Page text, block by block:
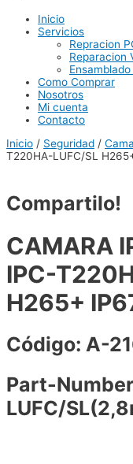
Inicio
Servicios
Repracion
Reparacion
Ensamblado
Como Comprar
Nosotros
Mi cuenta
Contacto
Inicio / Seguridad /
T220HA-LUFC/SL
Compartilo!
CAMARA
IPC-
H265+
Código: A-
Part-
LUFC/